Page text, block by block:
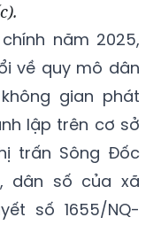
năm 2025,
về quy mô dân
gian phát
lập trên cơ sở
trấn Sông Đốc
dân số của xã
số 1655/NQ-